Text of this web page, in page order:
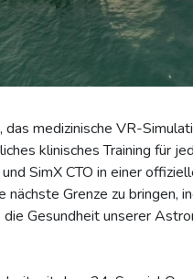
medizinische VR-
klinisches Training für
SimX CTO in einer
Grenze zu bringen,
Gesundheit unserer